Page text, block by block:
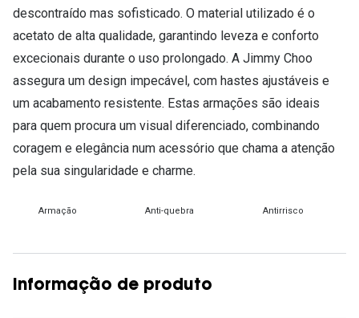
descontraído mas sofisticado. O material utilizado é o
acetato de alta qualidade, garantindo leveza e conforto
excecionais durante o uso prolongado. A Jimmy Choo
assegura um design impecável, com hastes ajustáveis e
um acabamento resistente. Estas armações são ideais
para quem procura um visual diferenciado, combinando
coragem e elegância num acessório que chama a atenção
pela sua singularidade e charme.
Armação Anti-quebra Antirrisco
Informação de produto